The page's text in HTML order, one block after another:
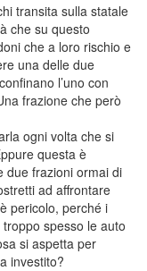
transita sulla statale
che su questo
che a loro rischio e
una delle due
l’uno con
frazione che però
ogni volta che si
questa è
due frazioni ormai di
ad affrontare
pericolo, perché i
spesso le auto
si aspetta per
investito?